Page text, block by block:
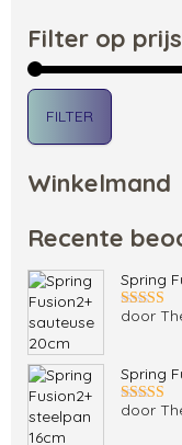
Filter op prijs
FILTER
Winkelmand
Recente
Spring
door
Spring
door